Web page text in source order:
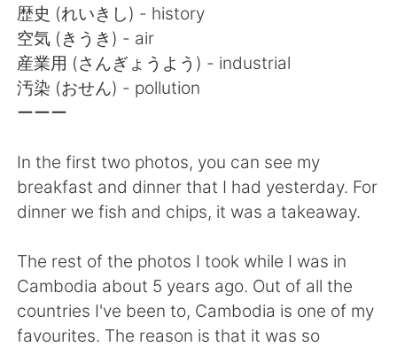
Italiano Türkçe
Português
歴史 (れいきし) - history
空気 (きうき) - air
産業用 (さんぎょうよう) - industrial
汚染 (おせん) - pollution
ーーー
In the first two photos, you can see my
breakfast and dinner that I had yesterday. For
dinner we fish and chips, it was a takeaway.
The rest of the photos I took while I was in
Cambodia about 5 years ago. Out of all the
countries I've been to, Cambodia is one of my
favourites. The reason is that it was so